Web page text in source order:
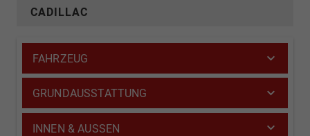
CADILLAC
FAHRZEUG
GRUNDAUSSTATTUNG
INNEN & AUSSEN